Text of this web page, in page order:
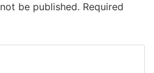
be published. Required